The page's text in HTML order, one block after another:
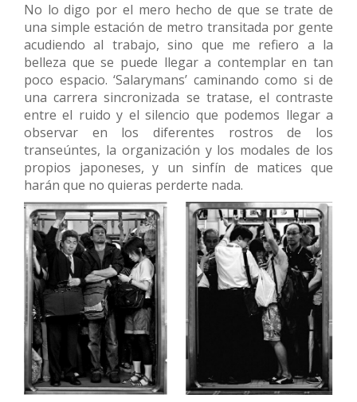
No lo digo por el mero hecho de que se trate de
una simple estación de metro transitada por gente
acudiendo al trabajo, sino que me refiero a la
belleza que se puede llegar a contemplar en tan
poco espacio. ‘Salarymans’ caminando como si de
una carrera sincronizada se tratase, el contraste
entre el ruido y el silencio que podemos llegar a
observar en los diferentes rostros de los
transeúntes, la organización y los modales de los
propios japoneses, y un sinfín de matices que
harán que no quieras perderte nada.